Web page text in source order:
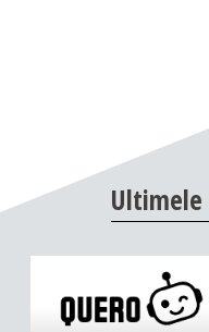
Ultimele